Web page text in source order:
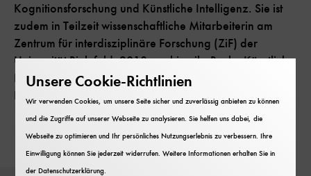
Kognitionsforschung und Künstliche Intelligenz. Sie ist
zudem in Teilzeit wissenschaftliche Mitarbeiterin am
Zentrum für interdisziplinäre Forschung (ZiF) der
Universität Bielefeld. 2018 erschien ihr Buch „Künstliche
Intelligenz. Was sie kann und was uns erwartet“ (C.H.
Beck Verlag).
Unsere Cookie-Richtlinien
Wir verwenden Cookies, um unsere Seite sicher und zuverlässig anbieten zu können
und die Zugriffe auf unserer Webseite zu analysieren. Sie helfen uns dabei, die
Webseite zu optimieren und Ihr persönliches Nutzungserlebnis zu verbessern. Ihre
Einwilligung können Sie jederzeit widerrufen. Weitere Informationen erhalten Sie in
derDatenschutzerklärung